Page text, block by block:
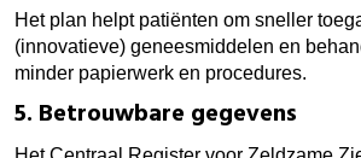
Het plan helpt patiënten om sneller
(innovatieve) geneesmiddelen en
minder papierwerk en procedures.
5. Betrouwbare gegevens